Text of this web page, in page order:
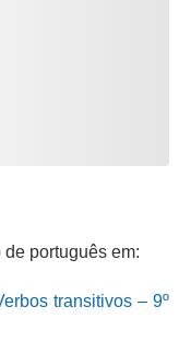
português em:
transitivos – 9º